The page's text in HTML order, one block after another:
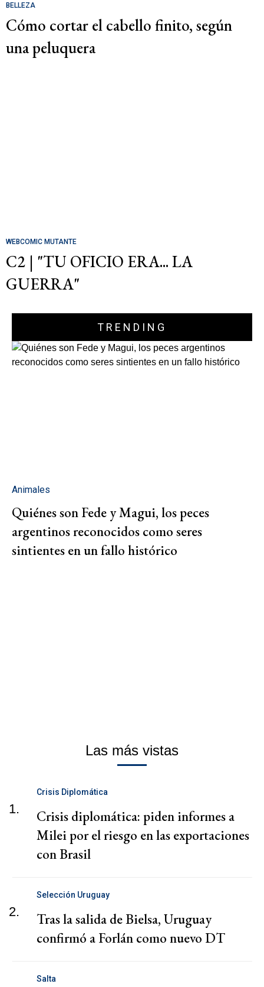
BELLEZA
Cómo cortar el cabello finito, según
una peluquera
WEBCOMIC MUTANTE
C2 | "TU OFICIO ERA... LA
GUERRA"
TRENDING
Animales
Quiénes son Fede y Magui, los peces
argentinos reconocidos como seres
sintientes en un fallo histórico
Las más vistas
1.
Crisis Diplomática
Crisis diplomática: piden informes a
Milei por el riesgo en las exportaciones
con Brasil
2.
Selección Uruguay
Tras la salida de Bielsa, Uruguay
confirmó a Forlán como nuevo DT
Salta